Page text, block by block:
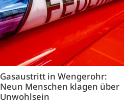
Gasaustritt in Wengerohr:
Neun Menschen klagen über
Unwohlsein